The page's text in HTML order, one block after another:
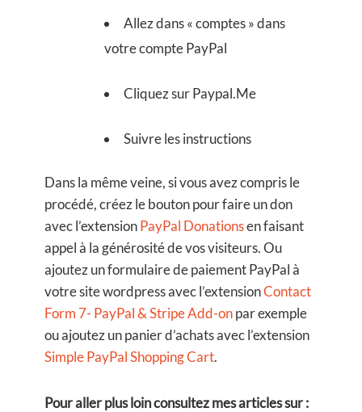
Allez dans « comptes » dans
votre compte PayPal
Cliquez sur Paypal.Me
Suivre les instructions
Dans la même veine, si vous avez compris le
procédé, créez le bouton pour faire un don
avec l’extensionPayPal Donationsen faisant
appel à la générosité de vos visiteurs. Ou
ajoutez un formulaire de paiement PayPal à
votre site wordpress avec l’extensionContact
Form 7- PayPal & Stripe Add-onpar exemple
ou ajoutez un panier d’achats avec l’extension
Simple PayPal Shopping Cart.
Pour aller plus loin consultez mes articles sur :